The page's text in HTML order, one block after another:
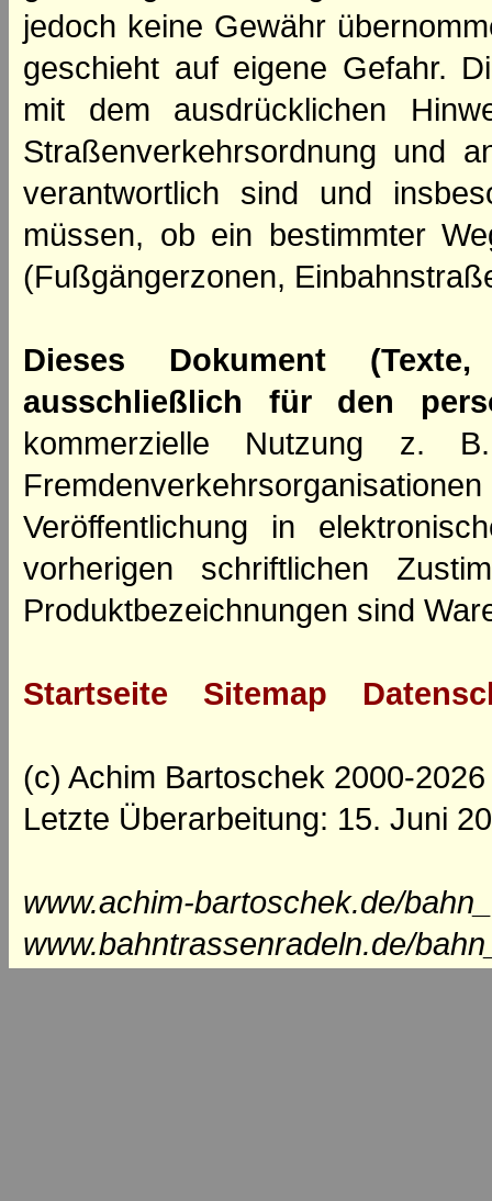
jedoch keine Gewähr
geschieht auf eigene Gefahr.
mit dem ausdrücklichen
Straßenverkehrsordnung und
verantwortlich sind und
müssen, ob ein bestimmter
(Fußgängerzonen,
Dieses Dokument
ausschließlich für den
kommerzielle Nutzung z.
Veröffentlichung in
vorherigen schriftlichen
Produktbezeichnungen sind
Startseite Sitemap
(c) Achim Bartoschek 2000-2026
Letzte Überarbeitung: 15. Juni
www.achim-bartoschek.de/
www.bahntrassenradeln.de/